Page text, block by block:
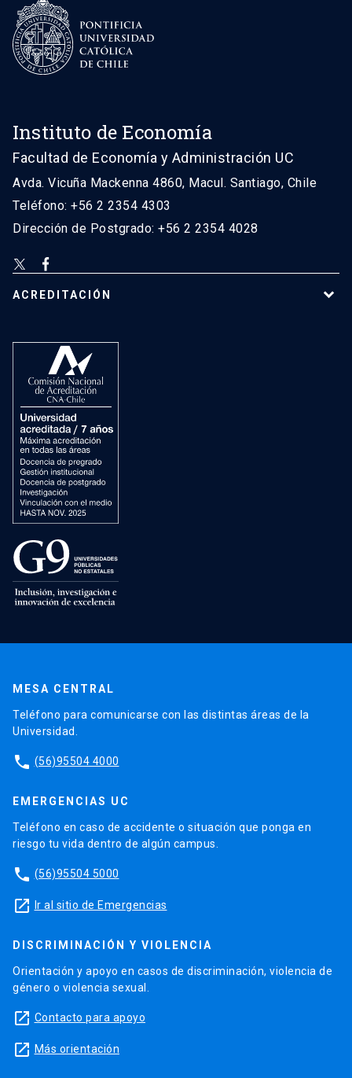
Instituto de Economía
Facultad de Economía y Administración UC
Avda. Vicuña Mackenna 4860, Macul. Santiago, Chile
Teléfono: +56 2 2354 4303
Dirección de Postgrado: +56 2 2354 4028
ACREDITACIÓN
MESA CENTRAL
Teléfono para comunicarse con las distintas áreas de la
Universidad.
phone (56)95504 4000
EMERGENCIAS UC
Teléfono en caso de accidente o situación que ponga en
riesgo tu vida dentro de algún campus.
phone (56)95504 5000
launch Ir al sitio de Emergencias
DISCRIMINACIÓN Y VIOLENCIA
Orientación y apoyo en casos de discriminación, violencia de
género o violencia sexual.
launch Contacto para apoyo
launch Más orientación